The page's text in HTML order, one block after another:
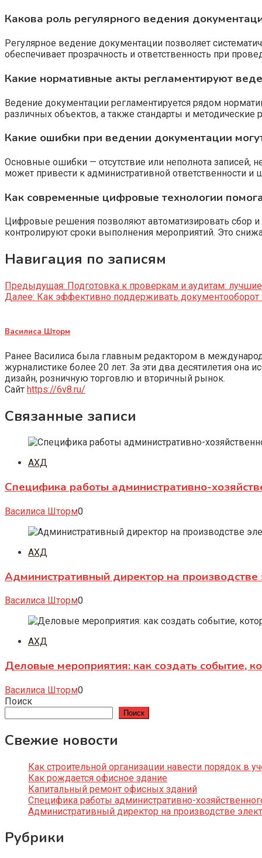
Какова роль регулярного ведения
Регулярное ведение документации позволяет
обеспечивает прозрачность и ответственность при
Какие нормативные акты регламентируют
Ведение документации регламентируется рядом
различных объектов, а также стандарты и
Какие ошибки при ведении документации
Основные ошибки — отсутствие или неполнота записей,
может привести к административной ответственности и
Как современные цифровые технологии
Цифровые решения позволяют автоматизировать сбор
контролируют сроки выполнения мероприятий. Это
Навигация по записям
Предыдущая: Подготовка к проверкам и аудитам:
Далее: Как эффективно поддерживать документооборот
Василиса Шторм
Ранее Василиса была главным редактором в
журналистике более 20 лет. За эти два десятилетия
дизайн, розничную торговлю и вторичный рынок.
Сайт https://6v8.ru/
Связанные записи
АХД
Специфика работы административно-
Василиса Шторм0
АХД
Административный директор на производстве
Василиса Шторм0
АХД
Деловые мероприятия: как создать событие,
Василиса Шторм0
Поиск
Поиск
Свежие новости
Как строительной организации навести порядок в
Как рождается офисное здание
Капитальный ремонт офисных зданий
Специфика работы административно-
Административный директор на производстве
Рубрики